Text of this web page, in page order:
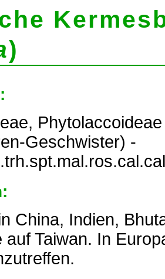
)
Geschwister) -
China, Indien,
auf Taiwan. In